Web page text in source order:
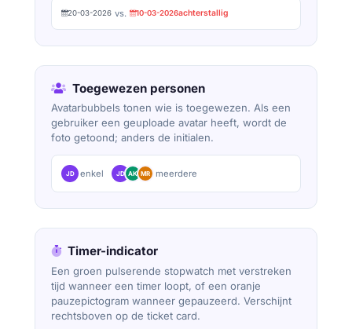
20-03-2026 vs. 10-03-2026achterstallig
Toegewezen personen
Avatarbubbels tonen wie is toegewezen. Als een
gebruiker een geuploade avatar heeft, wordt de
foto getoond; anders de initialen.
JD enkel JD AK MR meerdere
Timer-indicator
Een groen pulserende stopwatch met verstreken
tijd wanneer een timer loopt, of een oranje
pauzepictogram wanneer gepauzeerd. Verschijnt
rechtsboven op de ticket card.